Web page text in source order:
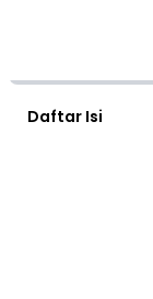
Daftar Isi